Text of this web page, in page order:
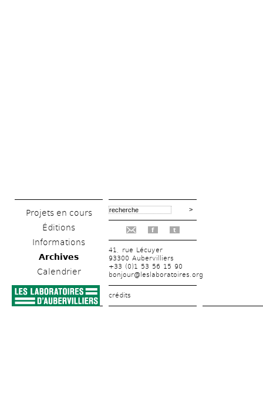
Projets en cours
Éditions
Informations
Archives
Calendrier
f t
41, rue Lécuyer
93300 Aubervilliers
+33 (0)1 53 56 15 90
bonjour@leslaboratoires.org
crédits